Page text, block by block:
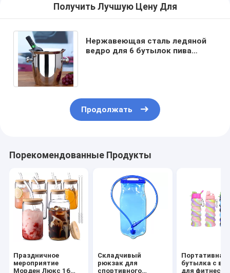
Получить Лучшую Цену Для
Нержавеющая сталь ледяной
ведро для 6 бутылок пива
Продолжать
Порекомендованные Продукты
Праздничное
мероприятие
Морден Люкс 16
Складчивый
рюкзак для
спортивного
Портативная
бутылка с
для фитнеса